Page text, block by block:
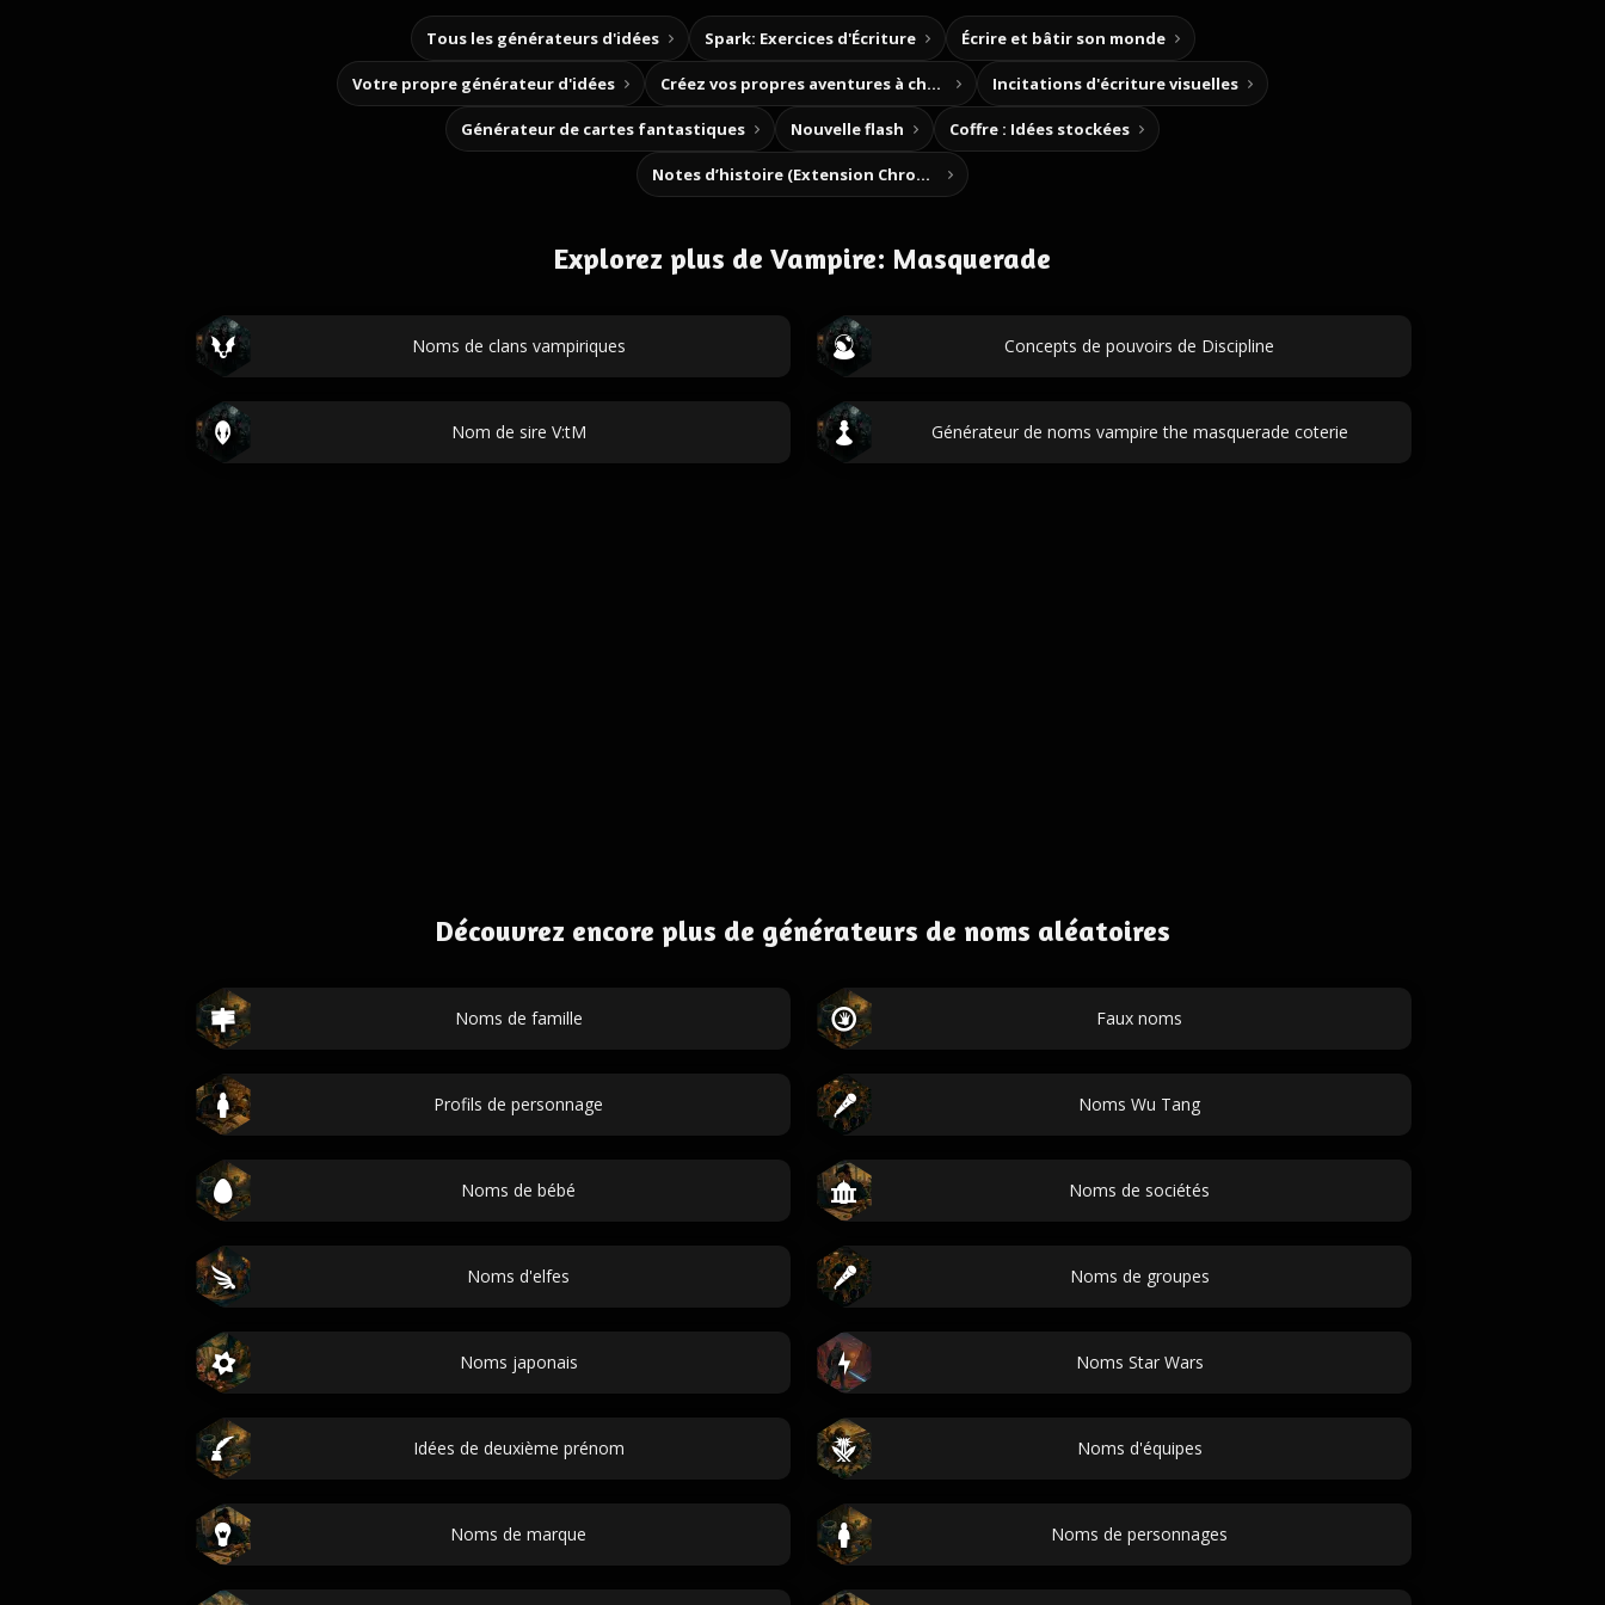
Tous les générateurs d'idées Spark: Exercices d'Écriture Écrire et bâtir son monde
Votre propre générateur d'idées Créez vos propres aventures à choix Incitations d'écriture visuelles
Générateur de cartes fantastiques Nouvelle flash Coffre : Idées stockées
Notes d’histoire (Extension Chrome)
Explorez plus de Vampire: Masquerade
Noms de clans vampiriques Concepts de pouvoirs de Discipline
Nom de sire V:tM Générateur de noms vampire the masquerade coterie
Découvrez encore plus de générateurs de noms aléatoires
Noms de famille Faux noms
Profils de personnage Noms Wu Tang
Noms de bébé Noms de sociétés
Noms d'elfes Noms de groupes
Noms japonais Noms Star Wars
Idées de deuxième prénom Noms d'équipes
Noms de marque Noms de personnages